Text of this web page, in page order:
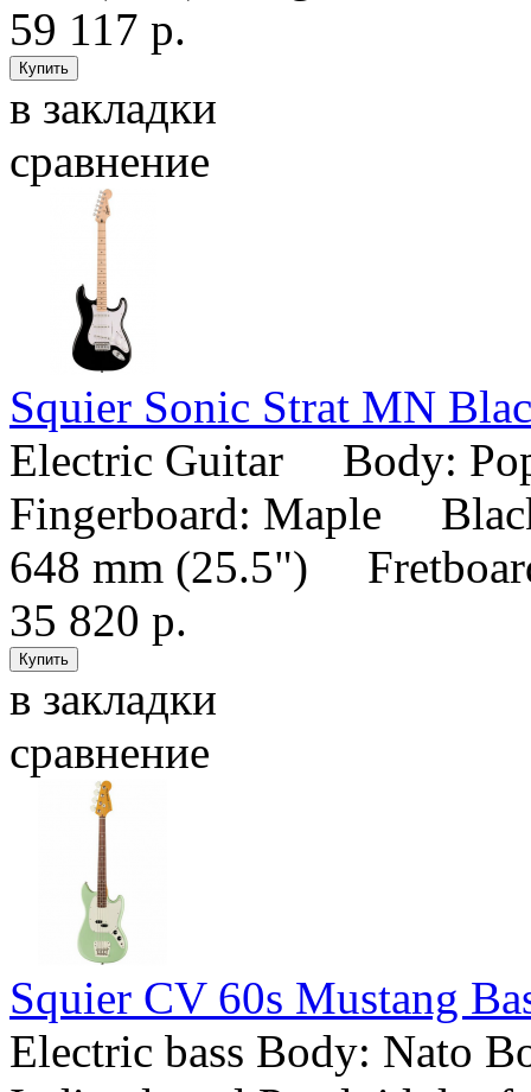
59 117 р.
в закладки
сравнение
Squier Sonic Strat MN
Electric Guitar Body:
Fingerboard: Maple
648 mm (25.5")
35 820 р.
в закладки
сравнение
Squier CV 60s Mustang
Electric bass Body: Nato